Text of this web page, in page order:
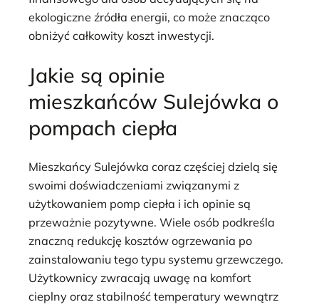
ekologiczne źródła energii, co może znacząco
obniżyć całkowity koszt inwestycji.
Jakie są opinie
mieszkańców Sulejówka o
pompach ciepła
Mieszkańcy Sulejówka coraz częściej dzielą się
swoimi doświadczeniami związanymi z
użytkowaniem pomp ciepła i ich opinie są
przeważnie pozytywne. Wiele osób podkreśla
znaczną redukcję kosztów ogrzewania po
zainstalowaniu tego typu systemu grzewczego.
Użytkownicy zwracają uwagę na komfort
cieplny oraz stabilność temperatury wewnątrz